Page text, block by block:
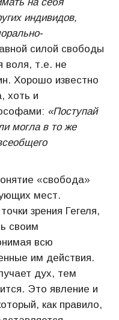
индивидов,
силой свободы
воля, т.е. не
Хорошо известно
хоть и
«Поступай
могла в то же
«свобода»
мест.
зрения Гегеля,
своим
всю
им действия.
дух, тем
Это явление и
как правило,